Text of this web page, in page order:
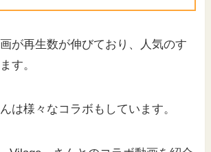
が再生数が伸びており、人気のす
す。
は様々なコラボもしています。